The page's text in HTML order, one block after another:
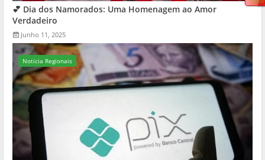
💕 Dia dos Namorados: Uma Homenagem ao Amor
Verdadeiro
Junho 11, 2025
Noticia Regionais